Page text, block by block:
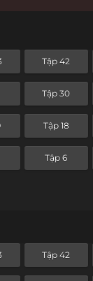
Tập 42
Tập 30
Tập 18
Tập 6
Tập 42